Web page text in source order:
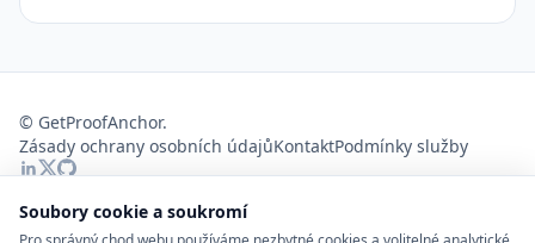
© GetProofAnchor.
Zásady ochrany osobních údajůKontaktPodmínky služby
ENCZDEFR
Soubory cookie a soukromí